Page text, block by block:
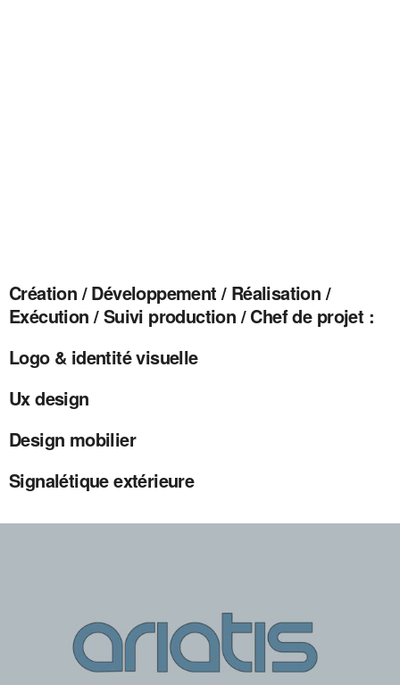
Création / Développement / Réalisation /
Exécution / Suivi production / Chef de projet :
Logo & identité visuelle
Ux design
Design mobilier
Signalétique extérieure